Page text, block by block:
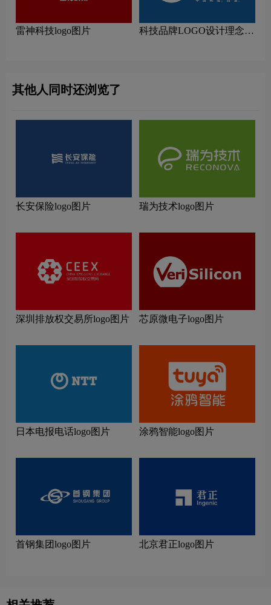
雷神科技logo图片
科技品牌LOGO设计理念解
其他人同时还浏览了
长安保险logo图片 瑞为技术logo图片
深圳排放权交易所logo图片 芯原微电子logo图片
日本电报电话logo图片 涂鸦智能logo图片
首钢集团logo图片 北京君正logo图片